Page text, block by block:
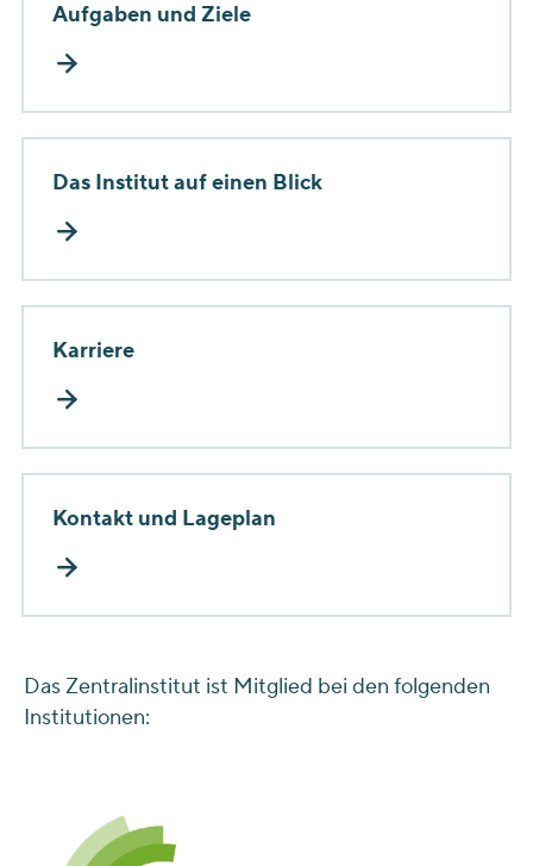
Aufgaben und Ziele
Das Institut auf einen Blick
Karriere
Kontakt und Lageplan
Das Zentralinstitut ist Mitglied bei den folgenden
Institutionen: